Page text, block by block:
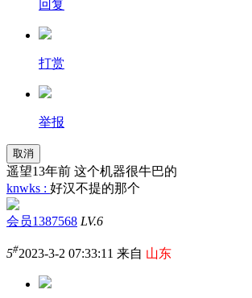
回复
打赏
举报
取消
遥望13年前 这个机器很牛巴的
knwks : 好汉不提的那个
会员1387568 LV.6
5#2023-3-2 07:33:11 来自 山东